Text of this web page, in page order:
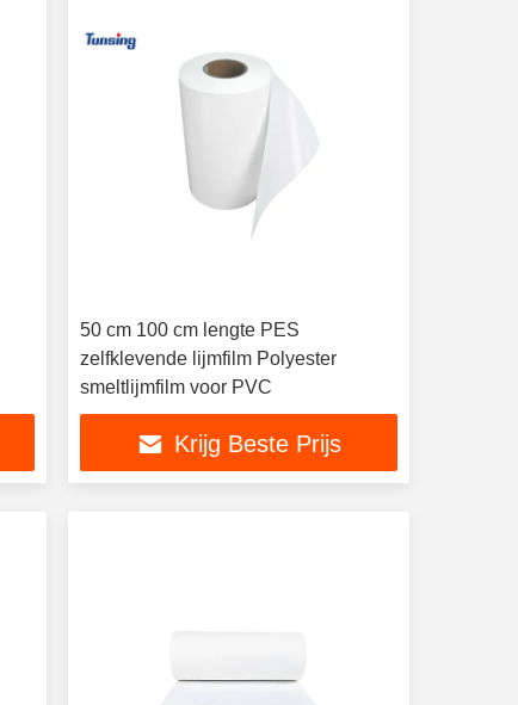
50 cm 100 cm lengte PES
zelfklevende lijmfilm Polyester
smeltlijmfilm voor PVC
Krijg Beste Prijs